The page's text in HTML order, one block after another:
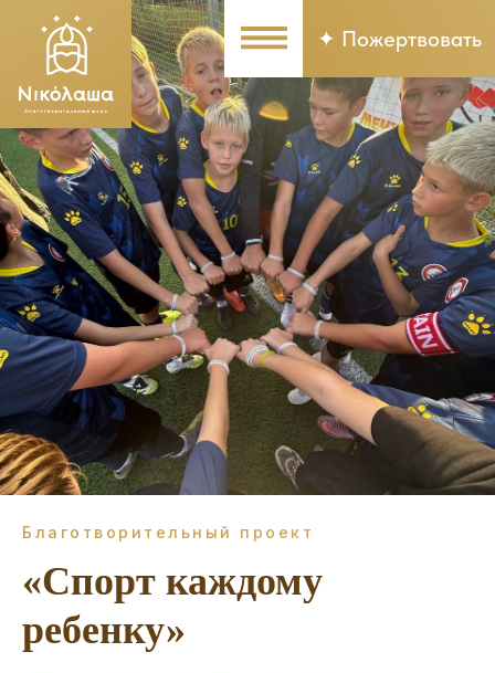
✦ Пожертвовать
Благотворительный проект
«Спорт каждому
ребенку»